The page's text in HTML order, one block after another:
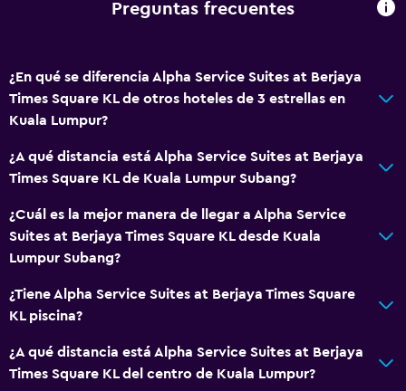
Preguntas frecuentes
¿En qué se diferencia Alpha Service Suites at Berjaya
Times Square KL de otros hoteles de 3 estrellas en
Kuala Lumpur?
¿A qué distancia está Alpha Service Suites at Berjaya
Times Square KL de Kuala Lumpur Subang?
¿Cuál es la mejor manera de llegar a Alpha Service
Suites at Berjaya Times Square KL desde Kuala
Lumpur Subang?
¿Tiene Alpha Service Suites at Berjaya Times Square
KL piscina?
¿A qué distancia está Alpha Service Suites at Berjaya
Times Square KL del centro de Kuala Lumpur?